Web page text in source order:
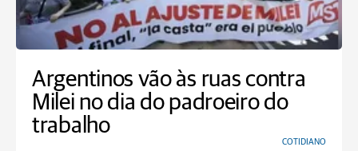
Argentinos vão às ruas contra
Milei no dia do padroeiro do
trabalho
COTIDIANO